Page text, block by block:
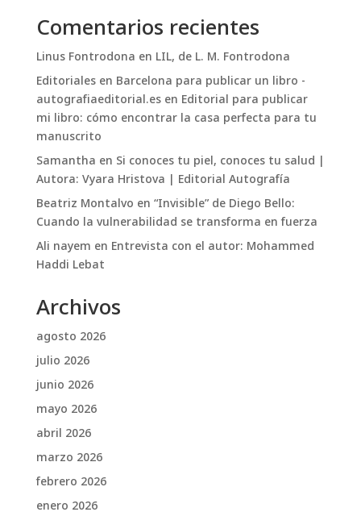
Comentarios recientes
Linus FontrodonaenLIL, de L. M. Fontrodona
Editoriales en Barcelona para publicar un libro -
autografiaeditorial.esenEditorial para publicar
mi libro: cómo encontrar la casa perfecta para tu
manuscrito
SamanthaenSi conoces tu piel, conoces tu salud |
Autora: Vyara Hristova | Editorial Autografía
Beatriz Montalvoen“Invisible” de Diego Bello:
Cuando la vulnerabilidad se transforma en fuerza
Ali nayemenEntrevista con el autor: Mohammed
Haddi Lebat
Archivos
agosto 2026
julio 2026
junio 2026
mayo 2026
abril 2026
marzo 2026
febrero 2026
enero 2026